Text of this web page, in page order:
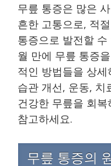
무릎 통증은 많은
흔한 고통으로, 적
통증으로 발전할
월 만에 무릎 통증
적인 방법들을 상
습관 개선, 운동, 치
건강한 무릎을 회
참고하세요.
무릎 통증의